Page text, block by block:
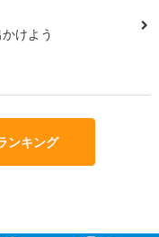
けよう
ンキング